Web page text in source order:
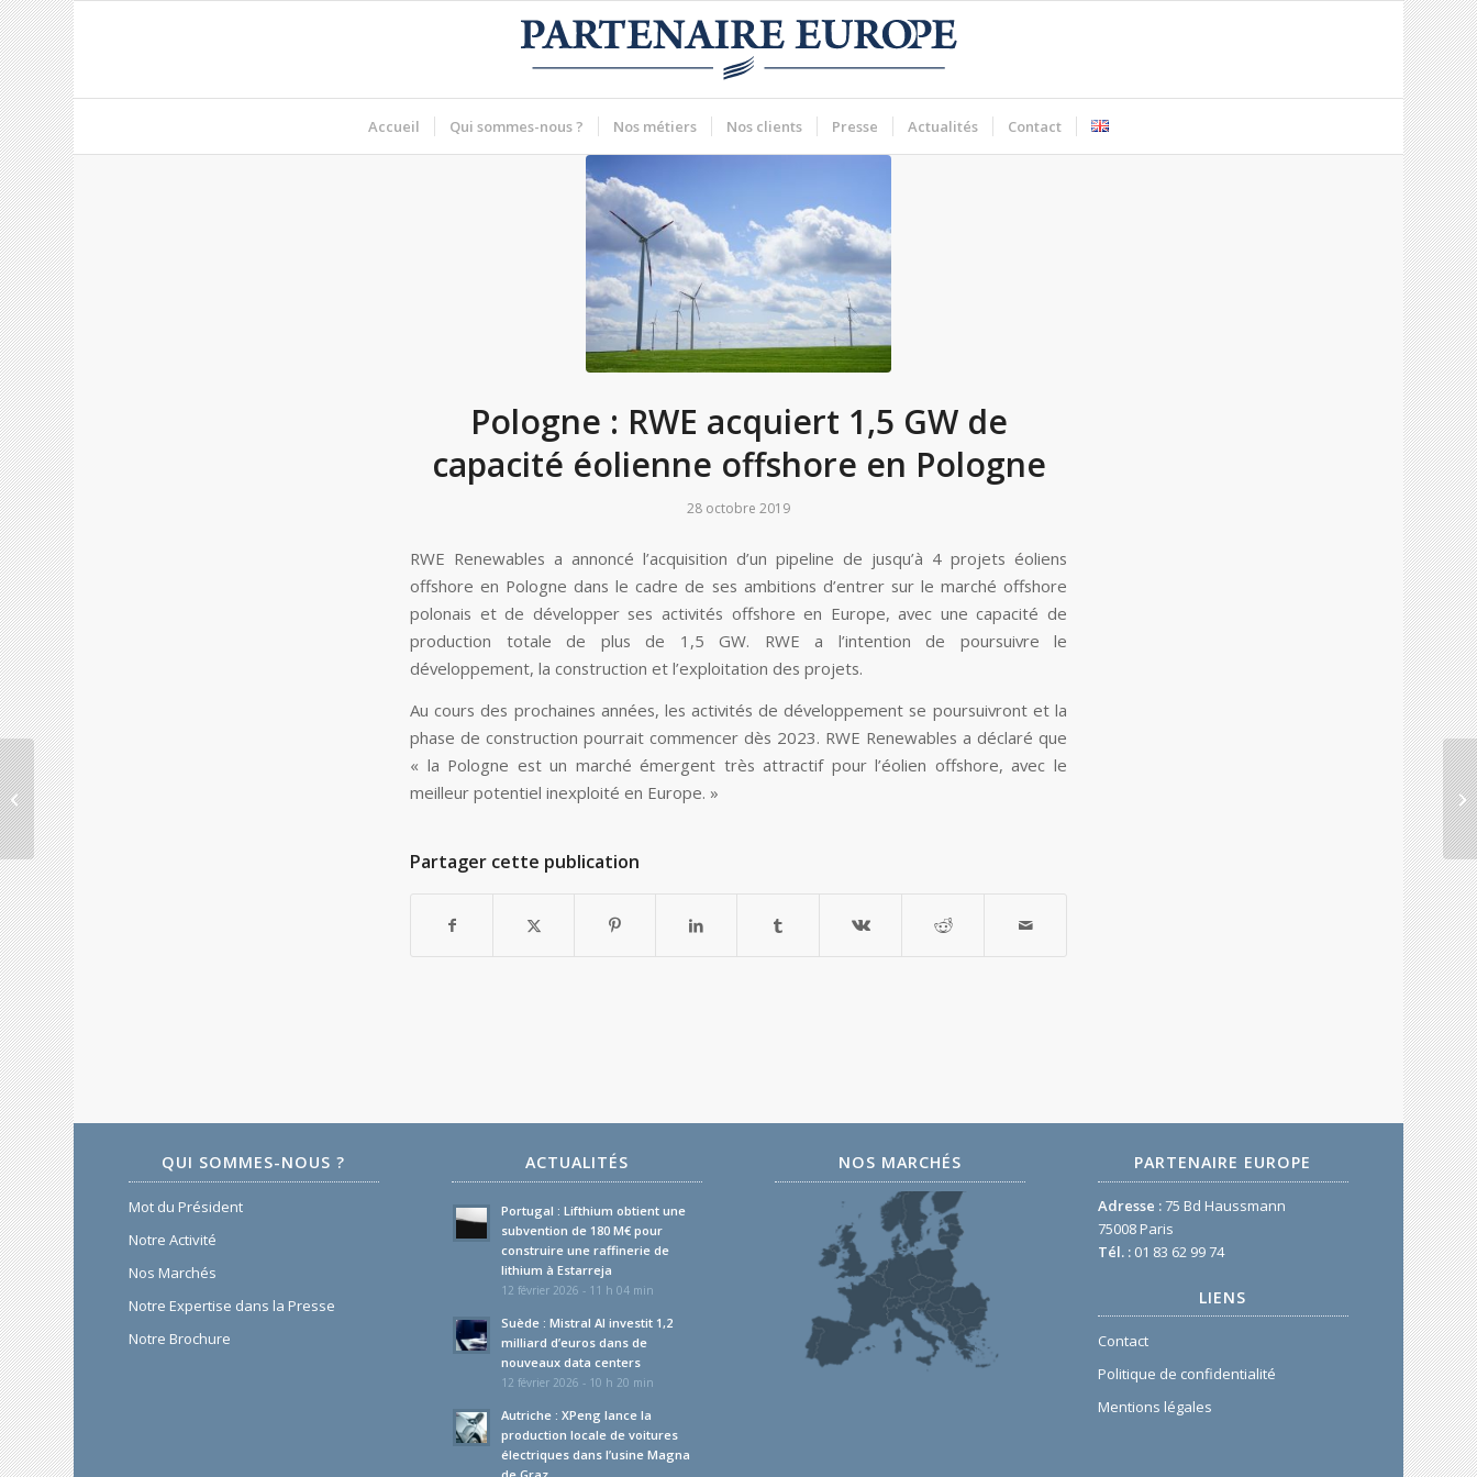
Accueil Qui sommes-nous ? Nos métiers Nos clients Presse Actualités Contact
Pologne : RWE acquiert 1,5 GW de
capacité éolienne offshore en Pologne
28 octobre 2019
RWE Renewables a annoncé l’acquisition d’un pipeline de jusqu’à 4 projets éoliens
offshore en Pologne dans le cadre de ses ambitions d’entrer sur le marché offshore
polonais et de développer ses activités offshore en Europe, avec une capacité de
production totale de plus de 1,5 GW. RWE a l’intention de poursuivre le
développement, la construction et l’exploitation des projets.
Au cours des prochaines années, les activités de développement se poursuivront et la
phase de construction pourrait commencer dès 2023. RWE Renewables a déclaré que
« la Pologne est un marché émergent très attractif pour l’éolien offshore, avec le
meilleur potentiel inexploité en Europe. »
Partager cette publication
QUI SOMMES-NOUS ?
Mot du Président
Notre Activité
Nos Marchés
Notre Expertise dans la Presse
Notre Brochure
ACTUALITÉS
Portugal : Lifthium obtient une
subvention de 180 M€ pour
construire une raffinerie de
lithium à Estarreja
12 février 2026 - 11 h 04 min
Suède : Mistral AI investit 1,2
milliard d’euros dans de
nouveaux data centers
12 février 2026 - 10 h 20 min
Autriche : XPeng lance la
production locale de voitures
électriques dans l’usine Magna
NOS MARCHÉS PARTENAIRE EUROPE
Adresse :75 Bd Haussmann
75008 Paris
Tél. : 01 83 62 99 74
LIENS
Contact
Politique de confidentialité
Mentions légales
Pologne : L’entreprise
polonaise de
biotechnologie Mabion
obtient un prêt...